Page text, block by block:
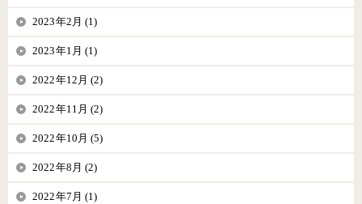
2023年2月 (1)
2023年1月 (1)
2022年12月 (2)
2022年11月 (2)
2022年10月 (5)
2022年8月 (2)
2022年7月 (1)